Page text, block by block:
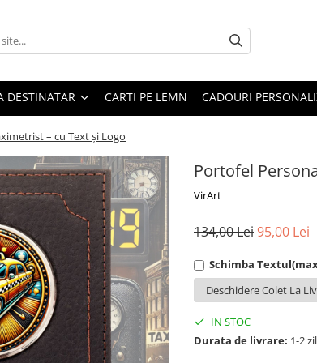
DESTINATAR CARTI PE LEMN CADOURI
– cu Text și Logo
Portofel
VirArt
134,00 Lei95,00 Lei
Schimba
IN STOC
Durata de livrare: 1-2